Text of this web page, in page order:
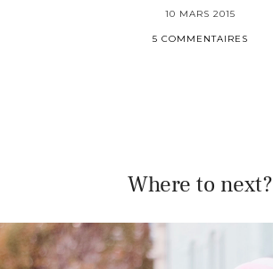
10 MARS 2015
5 COMMENTAIRES
Where to next?